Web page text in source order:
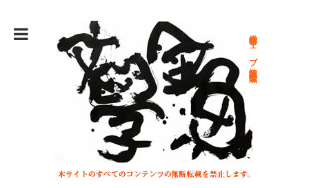
総合文学ウェブ情報誌 文学金魚